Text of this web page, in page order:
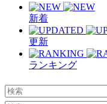
新着
更新
ランキング